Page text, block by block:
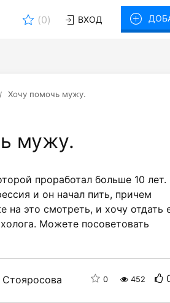
(0) ВХОД
Хочу помочь мужу.
мужу.
проработал больше 10 лет.
и он начал пить, причем
на это смотреть, и хочу отдать
Можете посоветовать
0 452